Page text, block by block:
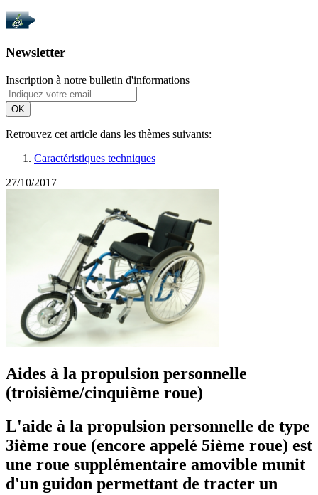
Newsletter
Inscription à notre bulletin d'informations
OK
Retrouvez cet article dans les thèmes suivants:
Caractéristiques techniques
27/10/2017
Aides à la propulsion personnelle
(troisième/cinquième roue)
L'aide à la propulsion personnelle de type
3ième roue (encore appelé 5ième roue) est
une roue supplémentaire amovible munit
d'un guidon permettant de tracter un